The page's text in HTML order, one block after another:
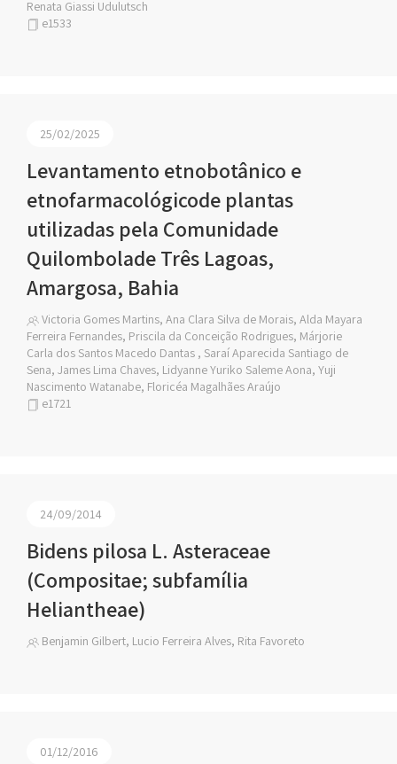
Renata Giassi Udulutsch
e1533
25/02/2025
Levantamento etnobotânico e
etnofarmacológicode plantas
utilizadas pela Comunidade
Quilombolade Três Lagoas,
Amargosa, Bahia
Victoria Gomes Martins, Ana Clara Silva de Morais, Alda Mayara
Ferreira Fernandes, Priscila da Conceição Rodrigues, Márjorie
Carla dos Santos Macedo Dantas , Saraí Aparecida Santiago de
Sena, James Lima Chaves, Lidyanne Yuriko Saleme Aona, Yuji
Nascimento Watanabe, Floricéa Magalhães Araújo
e1721
24/09/2014
Bidens pilosa L. Asteraceae
(Compositae; subfamília
Heliantheae)
Benjamin Gilbert, Lucio Ferreira Alves, Rita Favoreto
01/12/2016